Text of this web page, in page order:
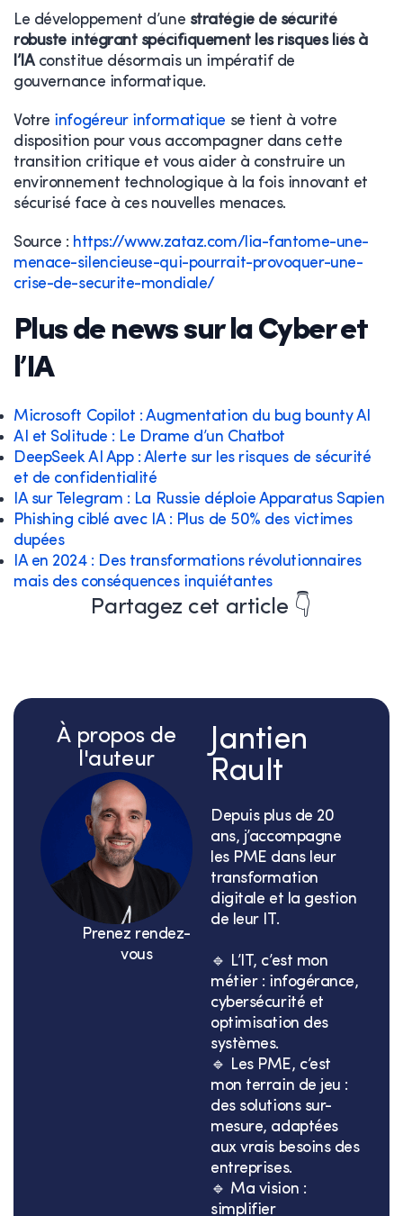
Le développement d’une stratégie de sécurité
robuste intégrant spécifiquement les risques liés à
l’IAconstitue désormais un impératif de
gouvernance informatique.
Votre infogéreur informatique se tient à votre
disposition pour vous accompagner dans cette
transition critique et vous aider à construire un
environnement technologique à la fois innovant et
sécurisé face à ces nouvelles menaces.
Source : https://www.zataz.com/lia-fantome-une-
menace-silencieuse-qui-pourrait-provoquer-une-
crise-de-securite-mondiale/
Plus de news sur la Cyber et
l’IA
Microsoft Copilot : Augmentation du bug bounty AI
AI et Solitude : Le Drame d’un Chatbot
DeepSeek AI App : Alerte sur les risques de sécurité
et de confidentialité
IA sur Telegram : La Russie déploie Apparatus Sapien
Phishing ciblé avec IA : Plus de 50% des victimes
dupées
IA en 2024 : Des transformations révolutionnaires
mais des conséquences inquiétantes
Partagez cet article 👇
À propos de
l'auteur
Prenez rendez-
vous
Jantien
Rault
Depuis plus de 20
ans, j’accompagne
les PME dans leur
transformation
digitale et la gestion
de leur IT.
🔹 L’IT, c’est mon
métier : infogérance,
cybersécurité et
optimisation des
systèmes.
🔹 Les PME, c’est
mon terrain de jeu :
des solutions sur-
mesure, adaptées
aux vrais besoins des
entreprises.
🔹 Ma vision :
simplifier